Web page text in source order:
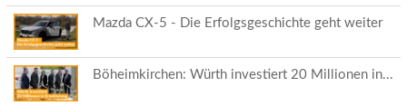
Mazda CX-5 - Die Erfolgsgeschichte geht weiter
Böheimkirchen: Würth investiert 20 Millionen in...